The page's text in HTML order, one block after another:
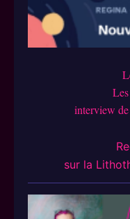
interview de
sur la